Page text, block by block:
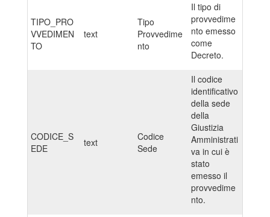
TIPO_PRO
VVEDIMEN
TO
text
Tipo
Provvedime
nto
Il tipo di
provvedime
nto emesso
come
Decreto.
CODICE_S
EDE
text
Codice
Sede
Il codice
identificativo
della sede
della
Giustizia
Amministrati
va in cui è
stato
emesso il
provvedime
nto.